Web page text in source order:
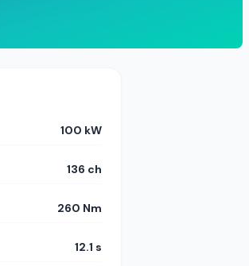
100 kW
136 ch
260 Nm
12.1 s